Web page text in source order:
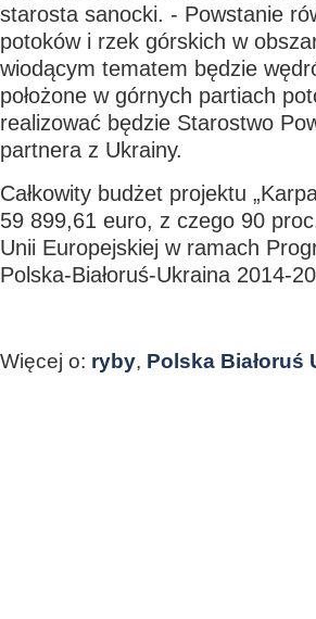
starosta sanocki. - Powstanie
potoków i rzek górskich w
wiodącym tematem będzie
położone w górnych partiach
realizować będzie Starostwo
partnera z Ukrainy.
Całkowity budżet projektu
59 899,61 euro, z czego 90
Unii Europejskiej w ramach
Polska-Białoruś-Ukraina 2014-
Więcej o: ryby, Polska Białoruś